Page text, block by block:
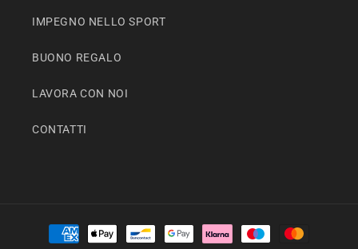
IMPEGNO NELLO SPORT
BUONO REGALO
LAVORA CON NOI
CONTATTI
Metodi